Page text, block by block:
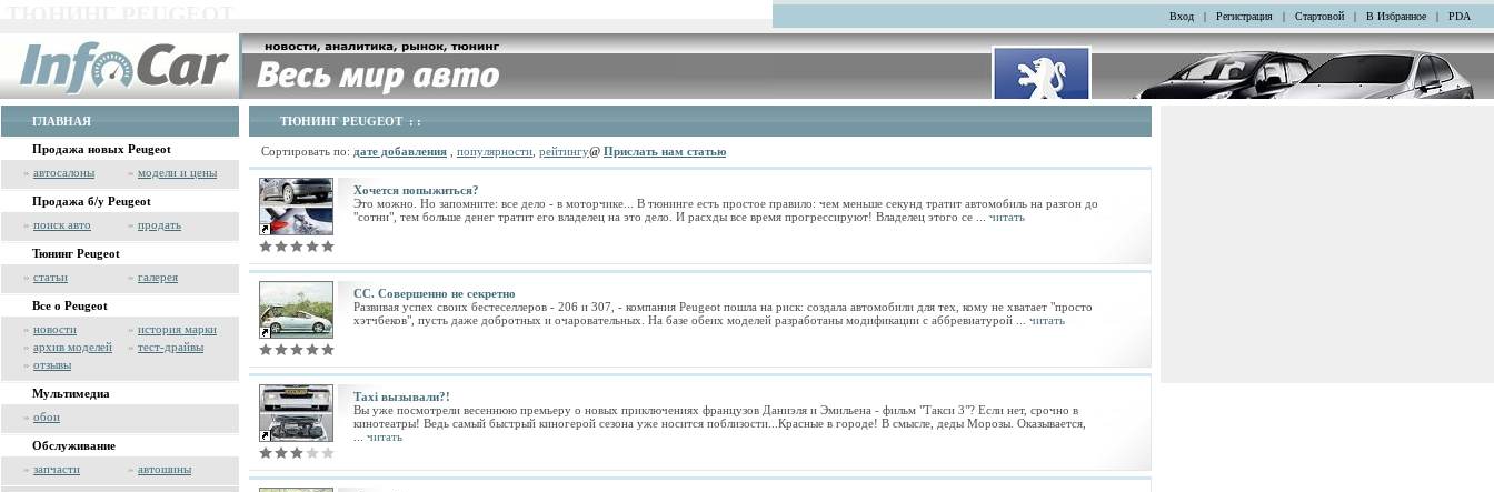
Вход | Регистрация | Стартовой | В Избранное | PDA
ГЛАВНАЯ
Продажа новых Peugeot
» автосалоны » модели и цены
Продажа б/у Peugeot
» поиск авто » продать
Тюнинг Peugeot
» статьи » галерея
Все о Peugeot
» новости » история марки
» архив моделей » тест-драйвы
» отзывы
Мультимедиа
» обои
Обслуживание
» запчасти » автошины
ТЮНИНГ PEUGEOT: :
Сортировать по: дате добавления популярности рейтингу@ Прислать нам статью
Хочется попыжиться?
Это можно. Но запомните: все дело - в моторчике... В тюнинге есть простое правило: чем меньше секунд тратит автомобиль на разгон до
"сотни", тем больше денег тратит его владелец на это дело. И расхды все время прогрессируют! Владелец этого се ... читать
СС. Совершенно не секретно
Развивая успех своих бестеселлеров - 206 и 307, - компания Peugeot пошла на риск: создала автомобили для тех, кому не хватает "просто
хэтчбеков", пусть даже добротных и очаровательных. На базе обеих моделей разработаны модификации с аббревиатурой ... читать
Таxi вызывали?!
Вы уже посмотрели весеннюю премьеру о новых приключениях французов Даниэля и Эмильена - фильм "Такси 3"? Если нет, срочно в
кинотеатры! Ведь самый быстрый киногерой сезона уже носится поблизости...Красные в городе! В смысле, деды Морозы. Оказывается,
читать